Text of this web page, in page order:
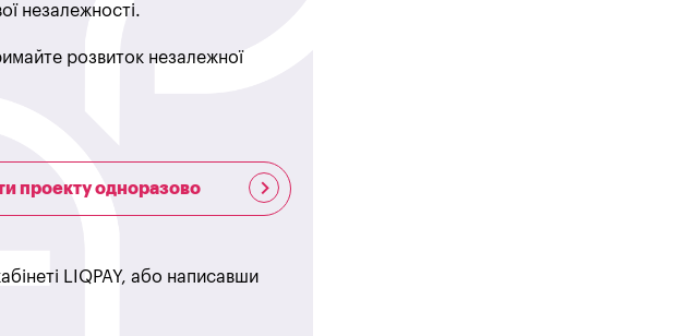
незалежності.
розвиток незалежної
проекту одноразово
LIQPAY, або написавши